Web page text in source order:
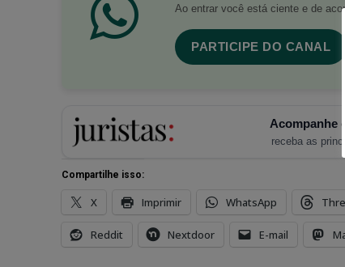
Ao entrar você está ciente e de
PARTICIPE DO CANAL
Acompanhe
receba as
Compartilhe isso:
X Imprimir WhatsApp
Reddit Nextdoor E-mail